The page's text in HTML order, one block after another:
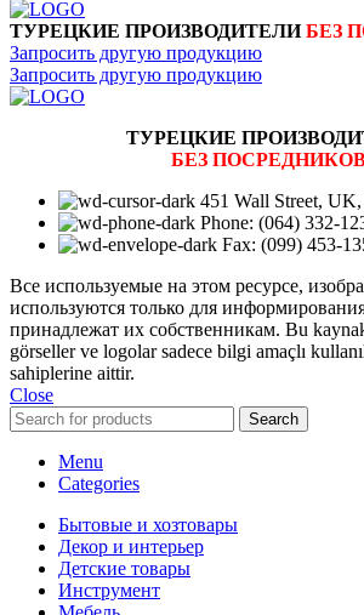
ТУРЕЦКИЕ ПРОИЗВОДИТЕЛИБЕЗ
Запросить другую продукцию
Запросить другую продукцию
ТУРЕЦКИЕ
БЕЗ
451 Wall Street,
Phone: (064) 332-
Fax: (099) 453-
Все используемые на этом ресурсе,
используются только для
принадлежат их собственникам. Bu
görseller ve logolar sadece bilgi amaçlı
sahiplerine aittir.
Close
Search
Menu
Categories
Бытовые и хозтовары
Декор и интерьер
Детские товары
Инструмент